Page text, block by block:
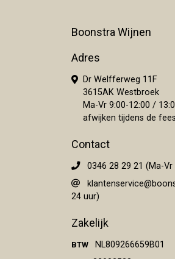
Boonstra Wijnen
Adres
Dr Welfferweg 11F
3615AK Westbroek
Ma-Vr 9:00-12:00 /
afwijken tijdens de
Contact
0346 28 29 21 (Ma-
24 uur)
Zakelijk
BTW NL809266659B01